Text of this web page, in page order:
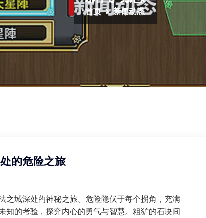
首页 新闻动态
的危险之旅
之城深处的神秘之旅。危险隐伏于每个拐角，充满
知的考验，探究内心的勇气与智慧。粗犷的石块间